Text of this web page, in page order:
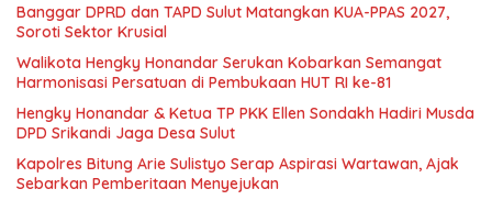
Banggar DPRD dan TAPD Sulut Matangkan KUA-PPAS 2027,
Soroti Sektor Krusial
Walikota Hengky Honandar Serukan Kobarkan Semangat
Harmonisasi Persatuan di Pembukaan HUT RI ke-81
Hengky Honandar & Ketua TP PKK Ellen Sondakh Hadiri Musda
DPD Srikandi Jaga Desa Sulut
Kapolres Bitung Arie Sulistyo Serap Aspirasi Wartawan, Ajak
Sebarkan Pemberitaan Menyejukan